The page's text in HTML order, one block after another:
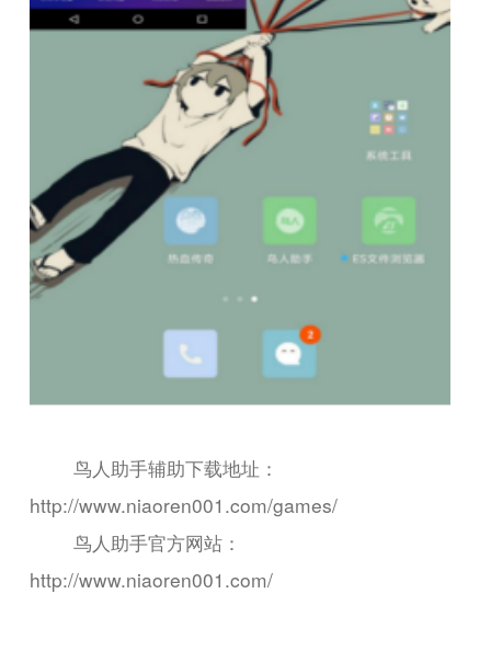
鸟人助手辅助下载地址：
http://www.niaoren001.com/games/
鸟人助手官方网站：
http://www.niaoren001.com/